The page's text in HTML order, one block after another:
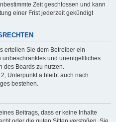
Zeit geschlossen und kann
einer Frist jederzeit gekündigt
erteilen Sie dem Betreiber ein
und unentgeltliches
des Boards zu nutzen.
Unterpunkt a bleibt auch nach
bestehen.
Beitrags, dass er keine Inhalte